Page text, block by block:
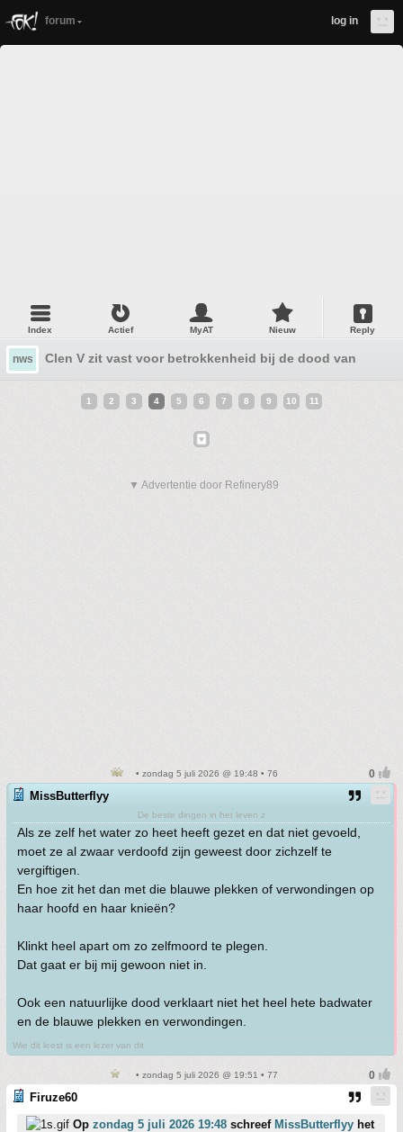
forum log in
Index Actief MyAT Nieuw Reply
nws Clen V zit vast voor betrokkenheid bij de dood van zijn
1 2 3 4 5 6 7 8 9 10 11
▼ Advertentie door Refinery89
• zondag 5 juli 2026 @ 19:48 • 76
MissButterflyy
De beste dingen in het leven z
Als ze zelf het water zo heet heeft gezet en dat niet gevoeld,
moet ze al zwaar verdoofd zijn geweest door zichzelf te
vergiftigen.
En hoe zit het dan met die blauwe plekken of verwondingen op
haar hoofd en haar knieën?
Klinkt heel apart om zo zelfmoord te plegen.
Dat gaat er bij mij gewoon niet in.
Ook een natuurlijke dood verklaart niet het heel hete badwater
en de blauwe plekken en verwondingen.
Wie dit leest is een lezer van dit
• zondag 5 juli 2026 @ 19:51 • 77
Firuze60
Op zondag 5 juli 2026 19:48 schreef MissButterflyy het